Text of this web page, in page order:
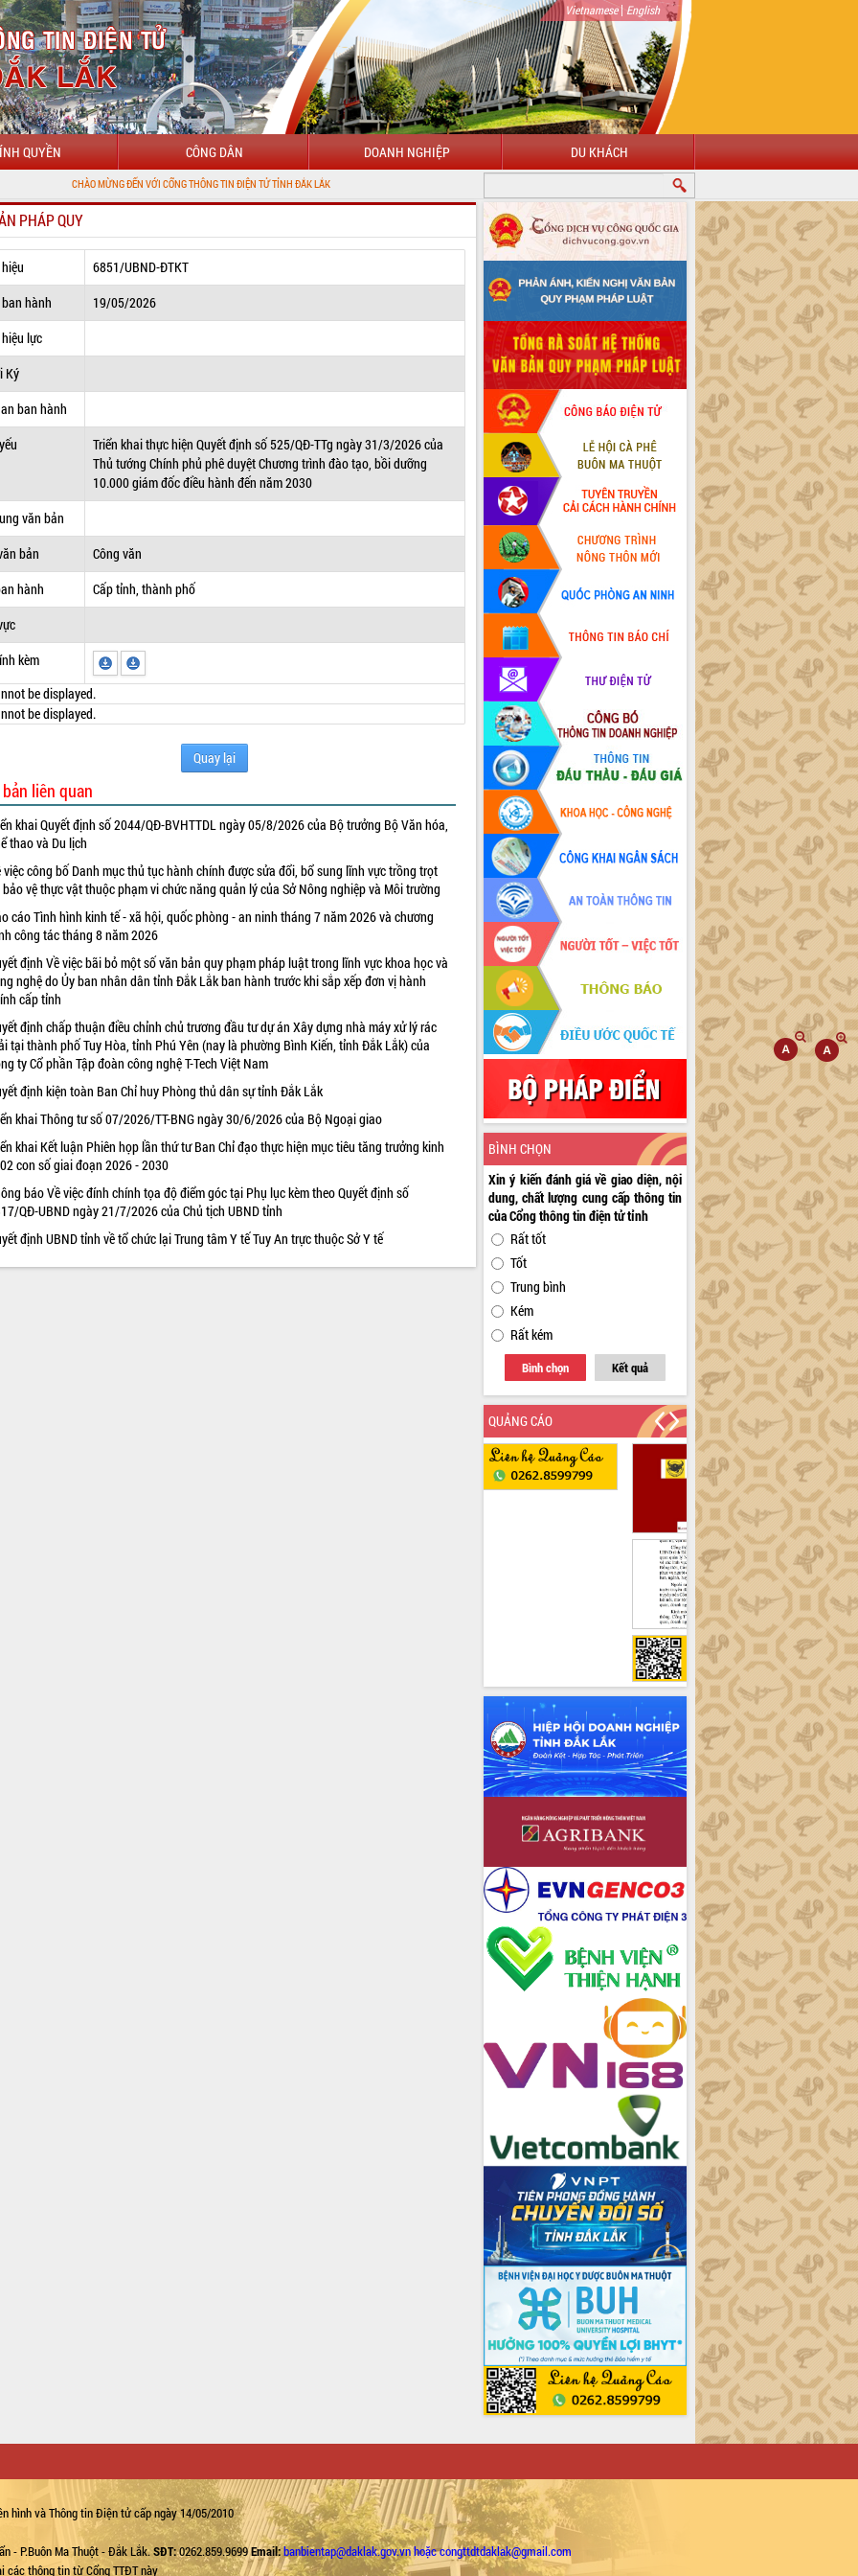
Vietnamese| English
QUYỀN CÔNG DÂN DOANH NGHIỆP DU KHÁCH
CHÀO MỪNG ĐẾN VỚI CỔNG THÔNG TIN ĐIỆN TỬ TỈNH ĐẮK LẮK
PHÁP QUY
6851/UBND-ĐTKT
hành
19/05/2026
lực
Ký
ban hành
Triển khai thực hiện Quyết định số 525/QĐ-TTg ngày 31/3/2026 của
Thủ tướng Chính phủ phê duyệt Chương trình đào tạo, bồi dưỡng
10.000 giám đốc điều hành đến năm 2030
văn bản
bản
Công văn
hành
Cấp tỉnh, thành phố
kèm
be displayed.
be displayed.
Quay lại
liên quan
khai Quyết định số 2044/QĐ-BVHTTDL ngày 05/8/2026 của Bộ trưởng Bộ Văn hóa,
thao và Du lịch
việc công bố Danh mục thủ tục hành chính được sửa đổi, bổ sung lĩnh vực trồng trọt
bảo vệ thực vật thuộc phạm vi chức năng quản lý của Sở Nông nghiệp và Môi trường
cáo Tình hình kinh tế - xã hội, quốc phòng - an ninh tháng 7 năm 2026 và chương
công tác tháng 8 năm 2026
định Về việc bãi bỏ một số văn bản quy phạm pháp luật trong lĩnh vực khoa học và
nghệ do Ủy ban nhân dân tỉnh Đắk Lắk ban hành trước khi sắp xếp đơn vị hành
cấp tỉnh
định chấp thuận điều chỉnh chủ trương đầu tư dự án Xây dựng nhà máy xử lý rác
tại thành phố Tuy Hòa, tỉnh Phú Yên (nay là phường Bình Kiến, tỉnh Đắk Lắk) của
ty Cổ phần Tập đoàn công nghệ T-Tech Việt Nam
định kiện toàn Ban Chỉ huy Phòng thủ dân sự tỉnh Đắk Lắk
khai Thông tư số 07/2026/TT-BNG ngày 30/6/2026 của Bộ Ngoại giao
khai Kết luận Phiên họp lần thứ tư Ban Chỉ đạo thực hiện mục tiêu tăng trưởng kinh
con số giai đoạn 2026 - 2030
báo Về việc đính chính tọa độ điểm góc tại Phụ lục kèm theo Quyết định số
QĐ-UBND ngày 21/7/2026 của Chủ tịch UBND tỉnh
định UBND tỉnh về tổ chức lại Trung tâm Y tế Tuy An trực thuộc Sở Y tế
BÌNH CHỌN
Xin ý kiến đánh giá về giao diện, nội
dung, chất lượng cung cấp thông tin
của Cổng thông tin điện tử tỉnh
Rất tốt
Tốt
Trung bình
Kém
Rất kém
Bình chọn Kết quả
QUẢNG CÁO
hình và Thông tin Điện tử cấp ngày 14/05/2010
- P.Buôn Ma Thuột - Đắk Lắk.SĐT:0262.859.9699Email:banbientap@daklak.gov.vn hoặc congttdtdaklak@gmail.com
các thông tin từ Cổng TTĐT này